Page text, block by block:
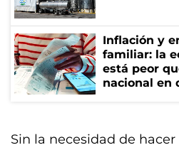
Inflación y
familiar: la
está peor
nacional en
Sin la necesidad de